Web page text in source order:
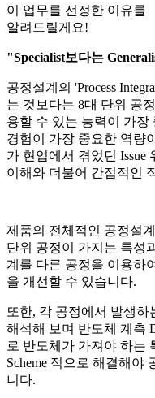
이 업무를 선정한 이유를
알려드릴게요!
"Specialist보다는
공정설계의 'Process
는 것보다는 8대 단위 공
용할 수 있는 능력이 가장
경험이 가장 중요한 역량
가 현업에서 겪었던 Issue
이해와 더불어 간접적인
제품의 전체적인 공정설
단위 공정이 가지는 특성
계를 다른 공정을 이용하
을 개선할 수 있습니다.
또한, 각 공정에서 발생하
해석해 보며 반도체 계측
로 반도체가 가져야 하는
Scheme 적으로 해결해야
니다.